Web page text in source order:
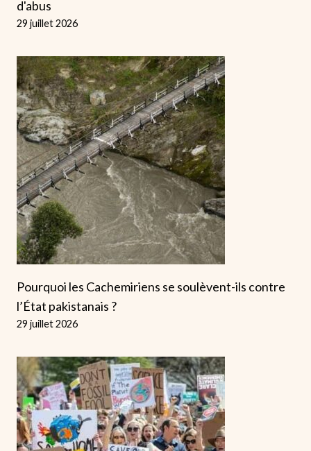
d'abus
29 juillet 2026
Pourquoi les Cachemiriens se soulèvent-ils contre
l’État pakistanais ?
29 juillet 2026